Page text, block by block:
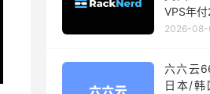
VPS年
2026-
六六云
日本/韩